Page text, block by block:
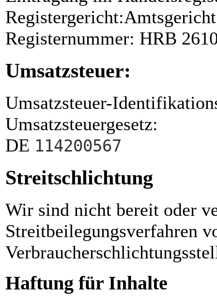
Registernummer: HRB
Umsatzsteuer:
Umsatzsteuer-
Umsatzsteuergesetz:
DE 114200567
Streitschlichtung
Wir sind nicht bereit oder
Streitbeilegungsverfahren
Haftung für Inhalte